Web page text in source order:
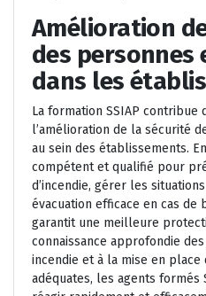
Amélioration
des personnes
dans les
La formation SSIAP contribue
l’amélioration de la sécurité
au sein des établissements.
compétent et qualifié pour
d’incendie, gérer les
évacuation efficace en cas de
garantit une meilleure
connaissance approfondie
incendie et à la mise en
adéquates, les agents formés